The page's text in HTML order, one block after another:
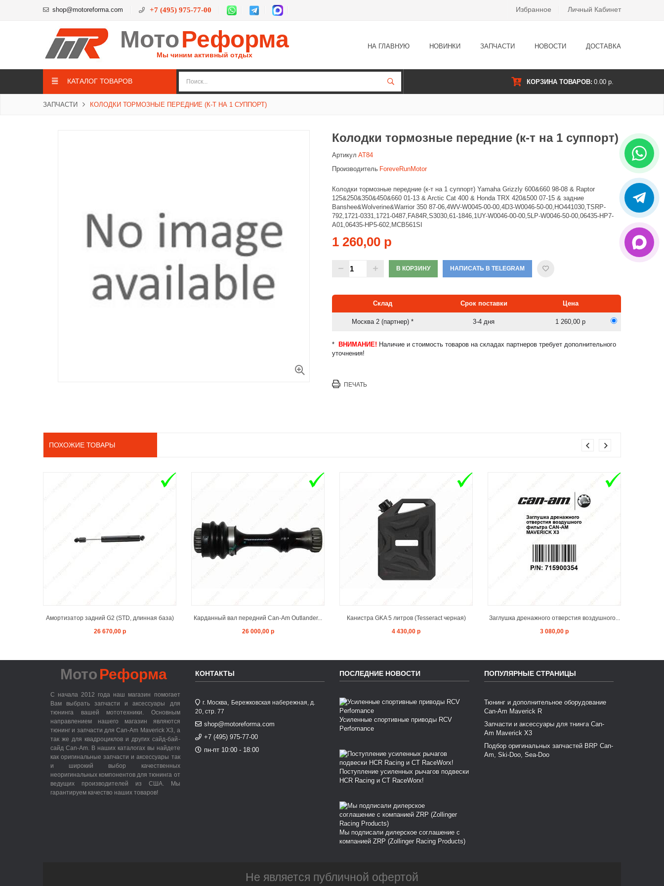
shop@motoreforma.com +7 (495) 975-77-00 Избранное Личный Кабинет
МотоРеформа
Мы чиним активный отдых
НА ГЛАВНУЮ НОВИНКИ ЗАПЧАСТИ НОВОСТИ ДОСТАВКА
КАТАЛОГ ТОВАРОВ КОРЗИНА ТОВАРОВ: 0.00 р.
ЗАПЧАСТИ КОЛОДКИ ТОРМОЗНЫЕ ПЕРЕДНИЕ (К-Т НА 1 СУППОРТ)
Колодки тормозные передние (к-т на 1 суппорт)
Артикул AT84
Производитель ForeveRunMotor
Колодки тормозные передние (к-т на 1 суппорт) Yamaha Grizzly 600&660 98-08 & Raptor
125&250&350&450&660 01-13 & Arctic Cat 400 & Honda TRX 420&500 07-15 & задние
Banshee&Wolverine&Warrior 350 87-06,4WV-W0045-00-00,4D3-W0046-50-00,HO441030,TSRP-
792,1721-0331,1721-0487,FA84R,S3030,61-1846,1UY-W0046-00-00,5LP-W0046-50-00,06435-HP7-
A01,06435-HP5-602,MCB561SI
1 260,00 р
В КОРЗИНУ НАПИСАТЬ В TELEGRAM
Склад Срок поставки Цена
Москва 2 (партнер) * 3-4 дня 1 260,00 р
* ВНИМАНИЕ! Наличие и стоимость товаров на складах партнеров требует дополнительного
уточнения!
ПЕЧАТЬ
ПОХОЖИЕ ТОВАРЫ
Амортизатор задний G2 (STD, длинная база)
26 670,00 р
Карданный вал передний Can-Am Outlander...
26 000,00 р
ADD TO CART
Канистра GKA 5 литров (Tesseract черная)
4 430,00 р
ADD TO CART
Заглушка дренажного отверстия воздушного...
3 080,00 р
ADD TO CART
Мото Реформа
С начала 2012 года наш магазин помогает
Вам выбрать запчасти и аксессуары для
тюнинга вашей мототехники. Основным
направлением нашего магазин являются
тюнинг и запчасти для Can-Am Maverick X3, а
так же для квадроциклов и других сайд-бай-
сайд Can-Am. В наших каталогах вы найдете
как оригинальные запчасти и аксессуары так
и широкий выбор качественных
неоригинальных компонентов для тюнинга от
ведущих производителей из США. Мы
гарантируем качество наших товаров!
КОНТАКТЫ
г. Москва, Бережковская набережная, д.
20, стр. 77
shop@motoreforma.com
+7 (495) 975-77-00
пн-пт 10:00 - 18:00
ПОСЛЕДНИЕ НОВОСТИ
Усиленные спортивные приводы RCV
Perfomance
Поступление усиленных рычагов подвески
HCR Racing и CT RaceWorx!
Мы подписали дилерское соглашение с
компанией ZRP (Zollinger Racing Products)
ПОПУЛЯРНЫЕ СТРАНИЦЫ
Тюнинг и дополнительное оборудование
Can-Am Maverick R
Запчасти и аксессуары для тнинга Can-
Am Maverick X3
Подбор оригинальных запчастей BRP Can-
Am, Ski-Doo, Sea-Doo
Не является публичной офертой